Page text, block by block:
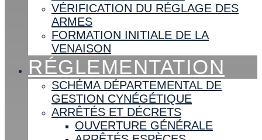
VÉRIFICATION DU RÉGLAGE DES
ARMES
FORMATION INITIALE DE LA
VENAISON
RÉGLEMENTATION
SCHÉMA DÉPARTEMENTAL DE
GESTION CYNÉGÉTIQUE
ARRÊTÉS ET DÉCRETS
OUVERTURE GÉNÉRALE